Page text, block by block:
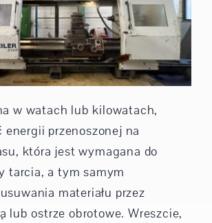
w watach lub kilowatach,
przenoszonej na
która jest wymagana do
tarcia, a tym samym
materiału przez
lub ostrze obrotowe. Wreszcie,